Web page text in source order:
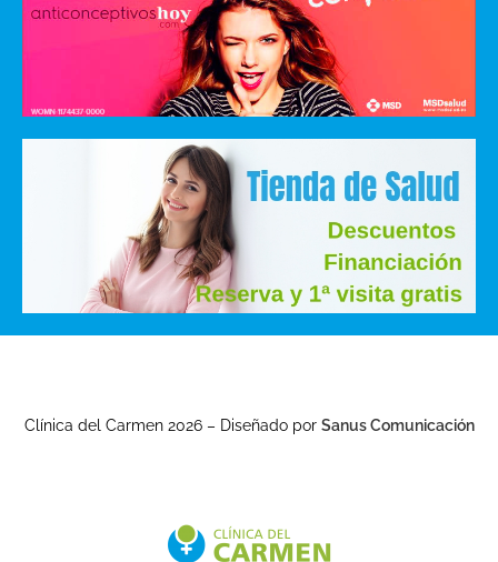
Clínica del Carmen 2026 – Diseñado por Sanus Comunicación